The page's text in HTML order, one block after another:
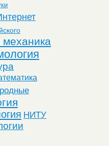
механика
НИТУ